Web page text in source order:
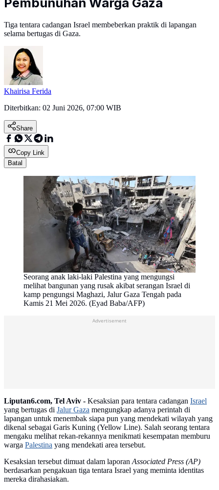
Tiga tentara cadangan Israel membeberkan praktik di lapangan
selama bertugas di Gaza.
Khairisa Ferida
Diterbitkan: 02 Juni 2026, 07:00 WIB
Share
Copy Link
Batal
Seorang anak laki-laki Palestina yang mengungsi
melihat bangunan yang rusak akibat serangan Israel di
kamp pengungsi Maghazi, Jalur Gaza Tengah pada
Kamis 21 Mei 2026. (Eyad Baba/AFP)
Advertisement
Liputan6.com, Tel Aviv - Kesaksian para tentara cadangan Israel
yang bertugas di Jalur Gaza mengungkap adanya perintah di
lapangan untuk menembak siapa pun yang mendekati wilayah yang
dikenal sebagai Garis Kuning (Yellow Line). Salah seorang tentara
mengaku melihat rekan-rekannya menikmati kesempatan memburu
warga Palestina yang mendekati area tersebut.
Kesaksian tersebut dimuat dalam laporanAssociated Press (AP)
berdasarkan pengakuan tiga tentara Israel yang meminta identitas
mereka dirahasiakan.